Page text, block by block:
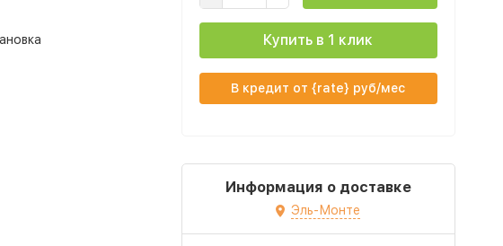
Купить в 1 клик
В кредит от {rate} руб/мес
Информация о доставке
Эль-Монте